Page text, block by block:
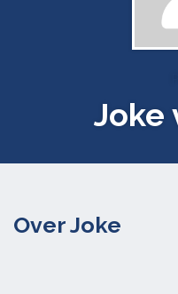
Joke
Over Joke